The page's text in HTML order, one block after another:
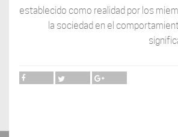
establecido como realidad por los
la sociedad en el